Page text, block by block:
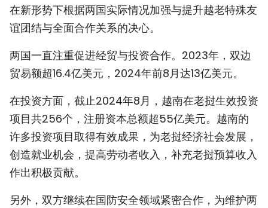
在新形势下根据两国实际情况加强与提升越老特殊友
谊团结与全面合作关系的决心。
两国一直注重促进经贸与投资合作。2023年，双边
贸易额超16.4亿美元，2024年前8月达13亿美元。
在投资方面，截止2024年8月，越南在老挝生效投资
项目共256个，注册资本总额超55亿美元。越南的
许多投资项目取得有效成果，为老挝经济社会发展，
创造就业机会，提高劳动者收入，补充老挝预算收入
作出积极贡献。
另外，双方继续在国防安全领域紧密合作，为维护两